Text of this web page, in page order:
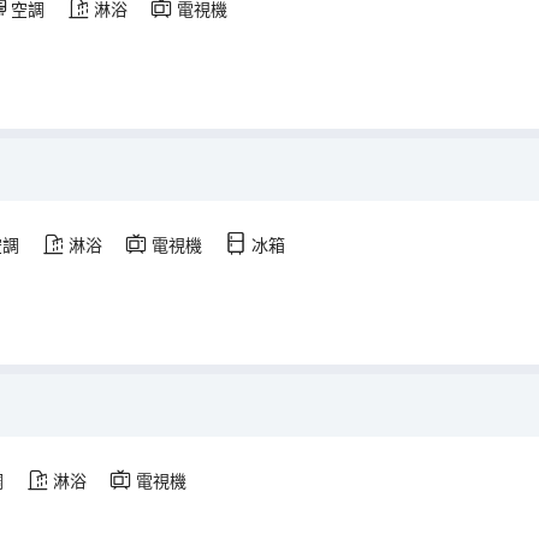
空調 淋浴 電視機
淋浴 電視機 冰箱
淋浴 電視機